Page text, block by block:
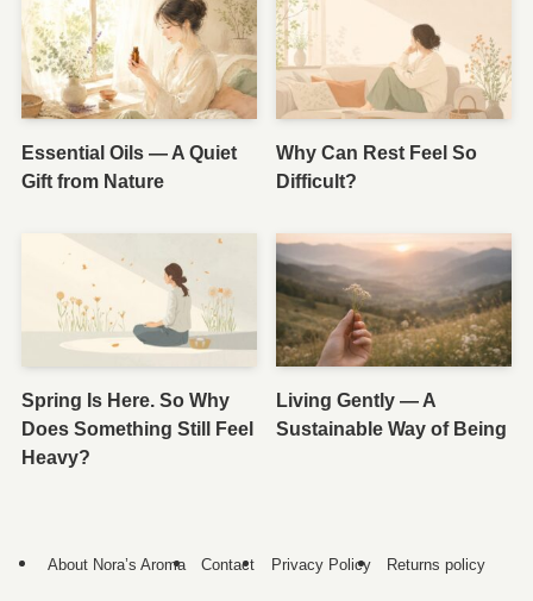
Essential Oils — A Quiet
Gift from Nature
Why Can Rest Feel So
Difficult?
Spring Is Here. So Why
Does Something Still Feel
Heavy?
Living Gently — A
Sustainable Way of Being
About Nora’s Aroma Contact Privacy Policy Returns policy